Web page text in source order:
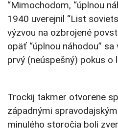
“Mimochodom, “úplnou
1940 uverejnil “List
výzvou na ozbrojené
opäť “úplnou náhodou”
prvý (neúspešný) pokus o
Trockij takmer otvorene
západnými
minulého storočia boli